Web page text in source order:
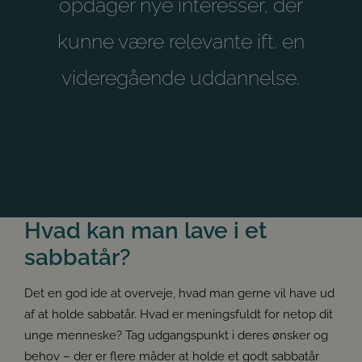
Det er dog vigtigt også at have forståelse for, at det ikke
er alle unge mennesker, der ønsker sabbatår. Nogle har
er der ingen planer, der gør det relevant at tage sabbat.
ønsker og behov.
opdager nye interesser, der
kunne være relevante ift. en
videregående uddannelse.
Hvad kan man lave i et
sabbatår?
Det en god ide at overveje, hvad man gerne vil have ud
af at holde sabbatår. Hvad er meningsfuldt for netop dit
unge menneske? Tag udgangspunkt i deres ønsker og
behov – der er flere måder at holde et godt sabbatår